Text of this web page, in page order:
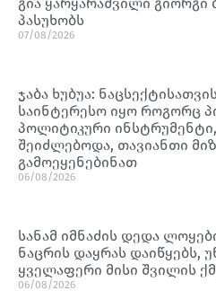
პასუხობს
07/08/2026
ჯაბა ხუბუა:
საინტერესო იყო როგორც
პოლიტიკური
შეიძლებოდა, თავიანთი
გამოეყენებინათ
06/08/2026
სანამ იმნაძის დედა
ნაცრის დაყრას დაიწყებს,
ყველაფერი მისი შვილის
06/08/2026